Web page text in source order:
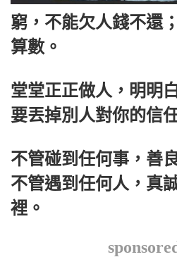
窮，不能欠人錢不還
算數。
堂堂正正做人，明明
要丟掉別人對你的信
不管碰到任何事，善
不管遇到任何人，真
裡。